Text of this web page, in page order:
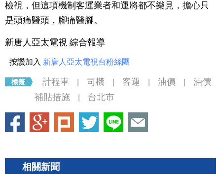
檢視，但這項機制客運業者和運將都不樂見，擔心只
是頭痛醫頭，腳痛醫腳。
新唐人亞太電視 綜合報導
按讚加入 新唐人亞太電視台粉絲團
計程車 司機 客運 油價
油價
補貼措施
台北市
相關新聞